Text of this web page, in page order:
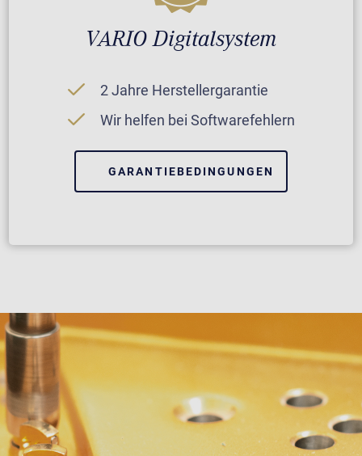
VARIO Digitalsystem
2 Jahre Herstellergarantie
Wir helfen bei Softwarefehlern
GARANTIEBEDINGUNGEN